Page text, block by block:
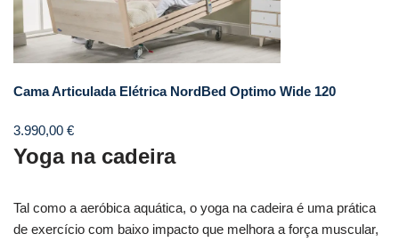
Cama Articulada Elétrica NordBed Optimo Wide 120
3.990,00 €
Yoga na cadeira
Tal como a aeróbica aquática, o yoga na cadeira é uma prática
de exercício com baixo impacto que melhora a força muscular,